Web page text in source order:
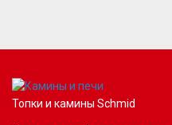
Топки и камины Schmid